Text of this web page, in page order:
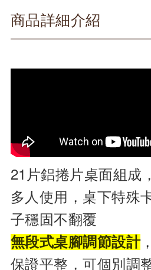
商品詳細介紹
21片鋁捲片桌面組成
多人使用，桌下特殊
子穩固不翻覆
無段式桌腳調節設計
保證平整，可個別調